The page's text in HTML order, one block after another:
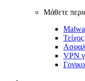
Μάθετε
VPN